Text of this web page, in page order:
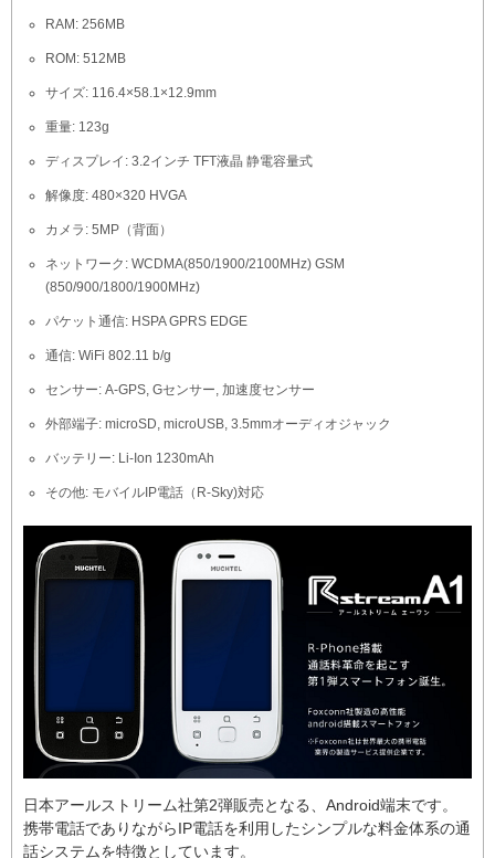
RAM: 256MB
ROM: 512MB
サイズ: 116.4×58.1×12.9mm
重量: 123g
ディスプレイ: 3.2インチ TFT液晶 静電容量式
解像度: 480×320 HVGA
カメラ: 5MP（背面）
ネットワーク: WCDMA(850/1900/2100MHz) GSM
(850/900/1800/1900MHz)
パケット通信: HSPA GPRS EDGE
通信: WiFi 802.11 b/g
センサー: A-GPS, Gセンサー, 加速度センサー
外部端子: microSD, microUSB, 3.5mmオーディオジャック
バッテリー: Li-Ion 1230mAh
その他: モバイルIP電話（R-Sky)対応
日本アールストリーム社第2弾販売となる、Android端末です。
携帯電話でありながらIP電話を利用したシンプルな料金体系の通
話システムを特徴としています。